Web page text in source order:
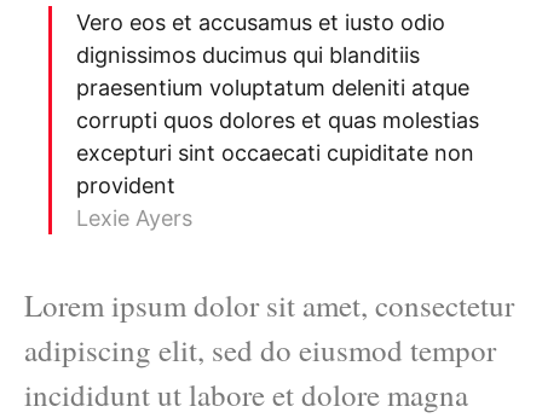
Vero eos et accusamus et iusto odio
dignissimos ducimus qui blanditiis
praesentium voluptatum deleniti atque
corrupti quos dolores et quas molestias
excepturi sint occaecati cupiditate non
provident
Lexie Ayers
Lorem ipsum dolor sit amet, consectetur
adipiscing elit, sed do eiusmod tempor
incididunt ut labore et dolore magna